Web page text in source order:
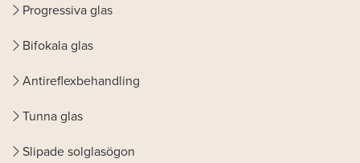
Progressiva glas
Bifokala glas
Antireflexbehandling
Tunna glas
Slipade solglasögon